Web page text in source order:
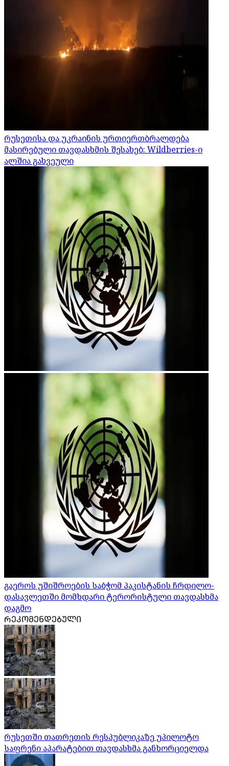
რუსეთისა და უკრაინის ურთიერთბრალდება
მასირებული თავდასხმის შესახებ: Wildberries-ი
ალშია გახვეული
გაეროს უშიშროების საბჭომ პაკისტანის ჩრდილო-
დასავლეთში მომხდარი ტერორისტული თავდასხმა
დაგმო
ᲠᲔᲙᲝᲛᲔᲜᲓᲔᲑᲣᲚᲘ
რუსეთში თათრეთის რესპუბლიკაზე უპილოტო
საფრენი აპარატებით თავდასხმა განხორციელდა